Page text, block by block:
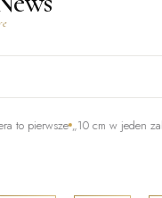
„10 cm w jeden zabieg" —